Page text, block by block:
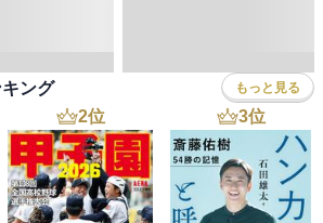
ング もっと見る
2位 3位